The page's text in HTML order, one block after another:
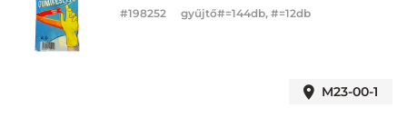
#198252 gyűjtő#=144db, #=12db
M23-00-1